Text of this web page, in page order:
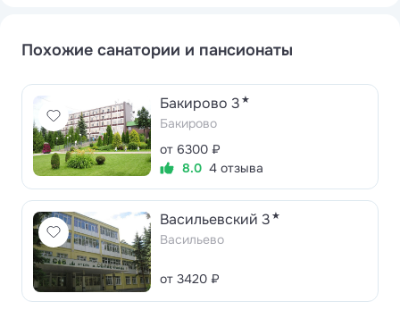
Похожие санатории и пансионаты
Бакирово 3 ★
Бакирово
от 6300 ₽
8.0 4 отзыва
Васильевский 3 ★
Васильево
от 3420 ₽